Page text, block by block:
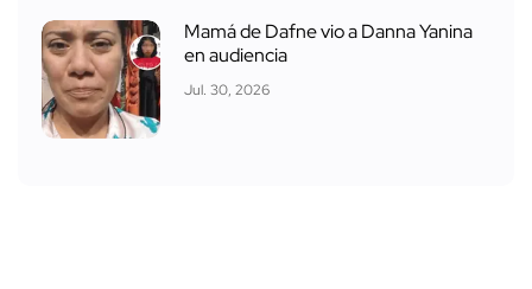
Mamá de Dafne vio a Danna Yanina
en audiencia
Jul. 30, 2026